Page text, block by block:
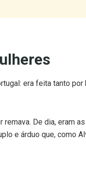
era feita tanto por